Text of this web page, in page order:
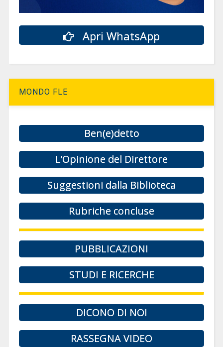
Apri WhatsApp
MONDO FLE
Ben(e)detto
L’Opinione del Direttore
Suggestioni dalla Biblioteca
Rubriche concluse
PUBBLICAZIONI
STUDI E RICERCHE
DICONO DI NOI
RASSEGNA VIDEO